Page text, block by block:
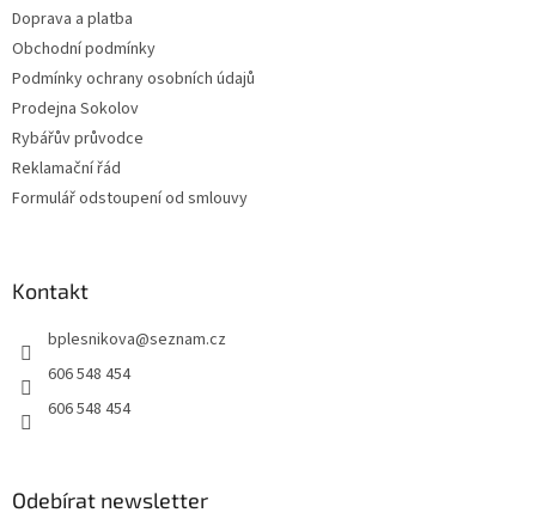
Doprava a platba
Obchodní podmínky
Podmínky ochrany osobních údajů
Prodejna Sokolov
Rybářův průvodce
Reklamační řád
Formulář odstoupení od smlouvy
Kontakt
bplesnikova@seznam.cz
606 548 454
606 548 454
Odebírat newsletter